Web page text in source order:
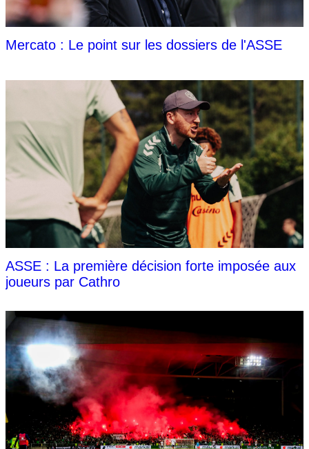
Mercato : Le point sur les dossiers de l'ASSE
ASSE : La première décision forte imposée aux
joueurs par Cathro